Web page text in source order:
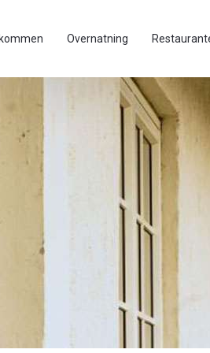
Overnatning